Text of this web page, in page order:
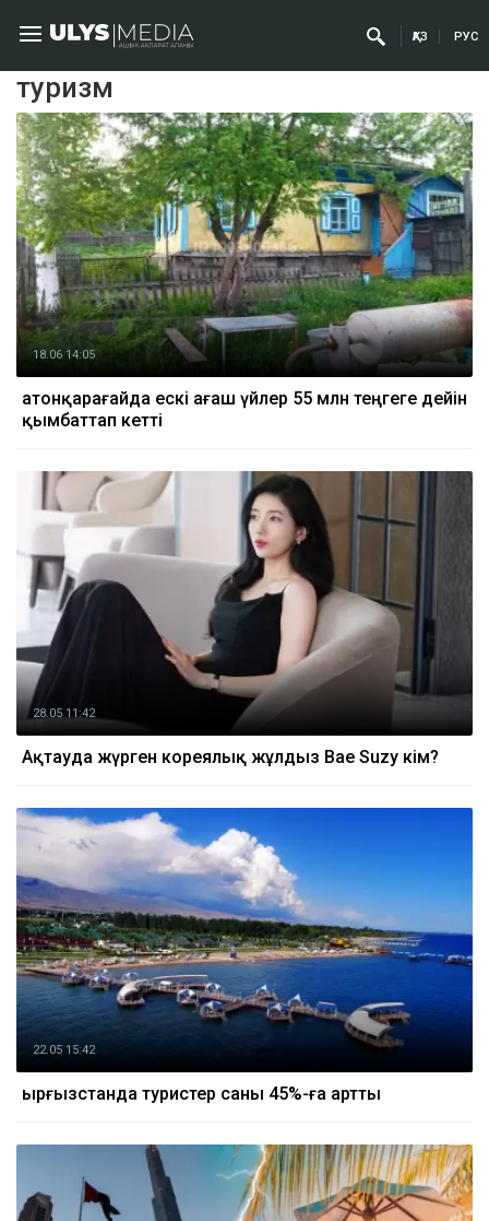
ҚАЗ РУС
туризм
18.06 14:05
Қатонқарағайда ескі ағаш үйлер 55 млн теңгеге дейін
қымбаттап кетті
28.05 11:42
Ақтауда жүрген кореялық жұлдыз Bae Suzy кім?
22.05 15:42
Қырғызстанда туристер саны 45%-ға артты